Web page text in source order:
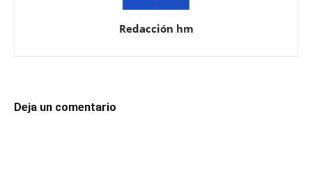
Redacción hm
Deja un comentario